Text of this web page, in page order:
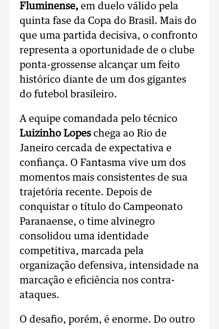
Fluminense, em duelo válido pela
quinta fase da Copa do Brasil. Mais do
que uma partida decisiva, o confronto
representa a oportunidade de o clube
ponta-grossense alcançar um feito
histórico diante de um dos gigantes
do futebol brasileiro.
A equipe comandada pelo técnico
Luizinho Lopeschega ao Rio de
Janeiro cercada de expectativa e
confiança. O Fantasma vive um dos
momentos mais consistentes de sua
trajetória recente. Depois de
conquistar o título do Campeonato
Paranaense, o time alvinegro
consolidou uma identidade
competitiva, marcada pela
organização defensiva, intensidade na
marcação e eficiência nos contra-
ataques.
O desafio, porém, é enorme. Do outro